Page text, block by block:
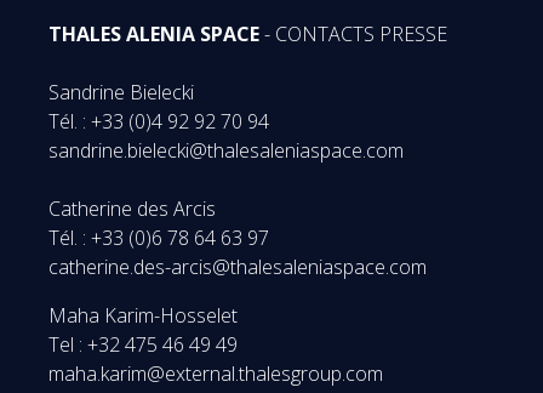
THALES ALENIA SPACE- CONTACTS PRESSE
Sandrine Bielecki
Tél. : +33 (0)4 92 92 70 94
sandrine.bielecki@thalesaleniaspace.com
Catherine des Arcis
Tél. : +33 (0)6 78 64 63 97
catherine.des-arcis@thalesaleniaspace.com
Maha Karim-Hosselet
Tel : +32 475 46 49 49
maha.karim@external.thalesgroup.com